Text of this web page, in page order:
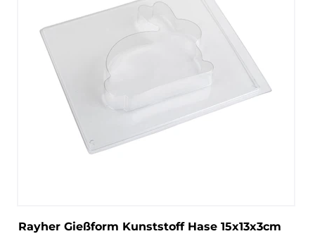
Rayher Gießform Kunststoff Hase 15x13x3cm